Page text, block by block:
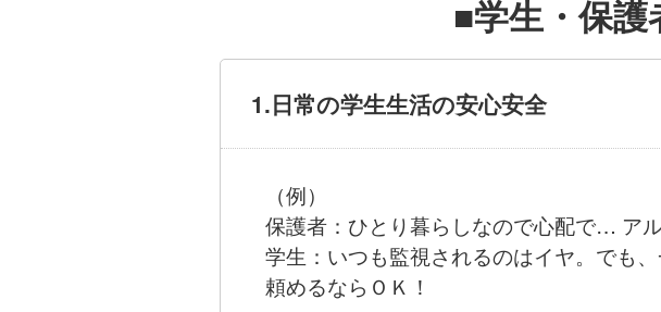
■学生・保
1.日常の学生生活の安心安全
（例）
保護者：ひとり暮らしなので心配で… ア
学生：いつも監視されるのはイヤ。でも
頼めるならＯＫ！